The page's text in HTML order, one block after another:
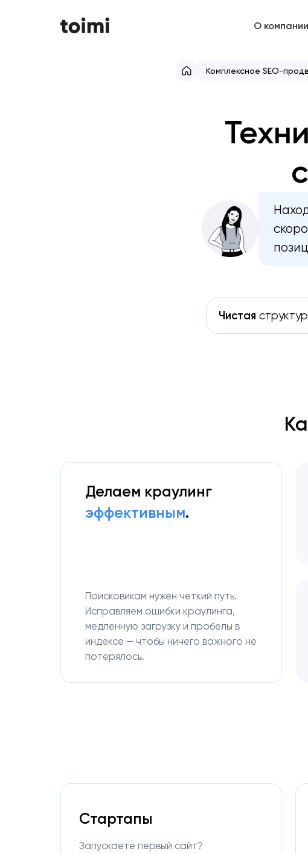
О компании
Комплексное SEO-
Чистая
Делаем краулинг
эффективным.
Поисковикам нужен четкий путь.
Исправляем ошибки краулинга,
медленную загрузку и пробелы в
индексе — чтобы ничего важного не
потерялось.
Стартапы
Запускаете первый сайт?